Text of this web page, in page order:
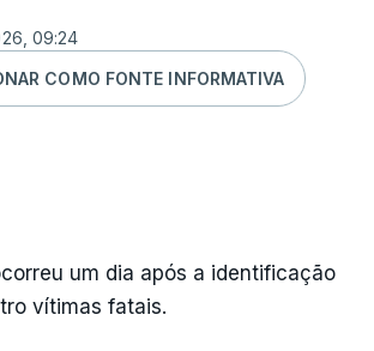
09:24
COMO FONTE INFORMATIVA
um dia após a identificação
vítimas fatais.